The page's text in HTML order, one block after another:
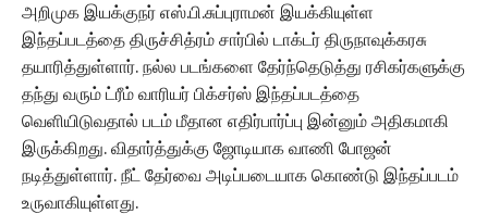
அறிமுக இயக்குநர் எஸ்.பி.சுப்புராமன் இயக்கியுள்ள
இந்தப்படத்தை திருச்சித்ரம் சார்பில் டாக்டர் திருநாவுக்கரசு
தயாரித்துள்ளார். நல்ல படங்களை தேர்ந்தெடுத்து ரசிகர்களுக்கு
தந்து வரும் ட்ரீம் வாரியர் பிக்சர்ஸ் இந்தப்படத்தை
வெளியிடுவதால் படம் மீதான எதிர்பார்ப்பு இன்னும் அதிகமாகி
இருக்கிறது. விதார்த்துக்கு ஜோடியாக வாணி போஜன்
நடித்துள்ளார். நீட் தேர்வை அடிப்படையாக கொண்டு இந்தப்படம்
உருவாகியுள்ளது.